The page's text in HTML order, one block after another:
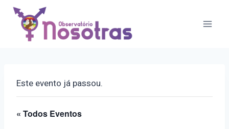
Pular
Este evento já passou.
« Todos Eventos